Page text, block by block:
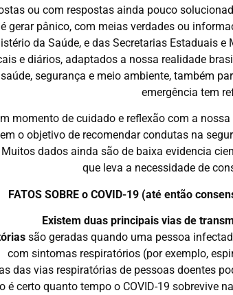
ou com respostas ainda pouco
gerar pânico, com meias verdades ou
da Saúde, e das Secretarias Estaduais
e diários, adaptados a nossa realidade
segurança e meio ambiente, também
emergência tem
momento de cuidado e reflexão com a
o objetivo de recomendar condutas na
dados ainda são de baixa evidencia
que leva a necessidade de
FATOS SOBRE o COVID-19 (até então
Existem duas principais vias de
são geradas quando uma pessoa
com sintomas respiratórios (por exemplo,
das vias respiratórias de pessoas doentes
é certo quanto tempo o COVID-19 sobrevive